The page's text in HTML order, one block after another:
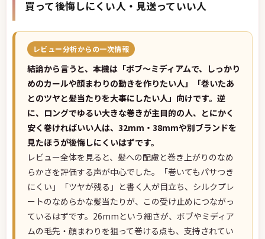
買って後悔しにくい人・見送っていい人
レビュー分析からの一次情報
結論から言うと、本機は「ボブ〜ミディアムで、しっかり
めのカールや顔まわりの動きを作りたい人」「巻いたあ
とのツヤと髪当たりを大事にしたい人」向けです。逆
に、ロングでゆるい大きな巻きが主目的の人、とにかく
安く巻ければいい人は、32mm・38mmや別ブランドを
見たほうが後悔しにくいはずです。
レビュー全体を見ると、髪への配慮と巻き上がりのなめ
らかさを評価する声が中心でした。「巻いてもパサつき
にくい」「ツヤが残る」と書く人が目立ち、シルクプレ
ートのなめらかな髪当たりが、この受け止めにつながっ
ているはずです。26mmという細さが、ボブやミディア
ムの毛先・顔まわりを狙って巻ける点も、支持されてい